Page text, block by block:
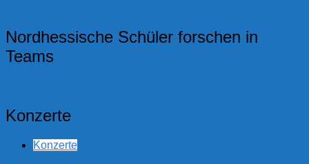
Nordhessische Schüler forschen in
Teams
Konzerte
Konzerte